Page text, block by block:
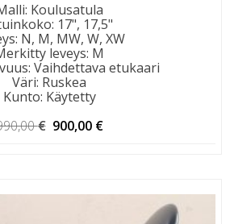
: Koulusatula
: 17", 17,5"
: N, M, MW, W, XW
leveys: M
: Vaihdettava etukaari
Väri: Ruskea
Kunto: Käytetty
€ Alkuperäinen
900,00 €